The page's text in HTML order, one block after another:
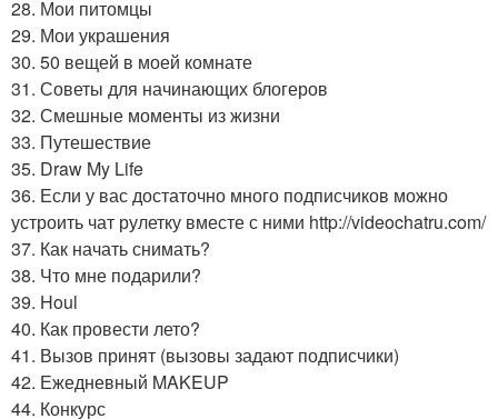
28. Мои питомцы
29. Мои украшения
30. 50 вещей в моей комнате
31. Советы для начинающих блогеров
32. Смешные моменты из жизни
33. Путешествие
35. Draw My Life
36. Если у вас достаточно много подписчиков можно
устроить чат рулетку вместе с ними http://videochatru.com/
37. Как начать снимать?
38. Что мне подарили?
39. Houl
40. Как провести лето?
41. Вызов принят (вызовы задают подписчики)
42. Ежедневный MAKEUP
44. Конкурс